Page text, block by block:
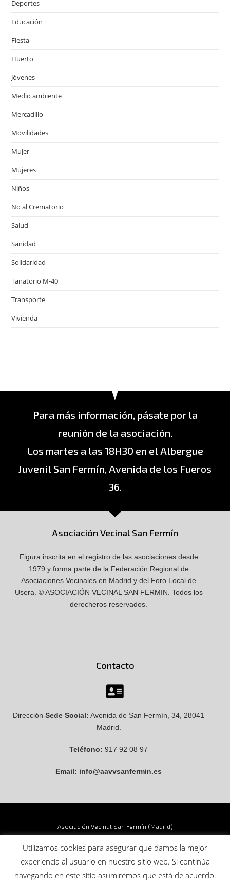
Deportes
Educación
Fiesta
Huerto
Jóvenes
Medio ambiente
Mercadillo
Movilidades
Mujer
Mujeres
Niños
No al Crematorio
Salud
Sanidad
Solidaridad
Tanatorio M-40
Transporte
Vivienda
Para más información, pásate por la
reunión de la asociación.
Los martes a las 18H30 en el Albergue
Juvenil San Fermín, Avenida de los Fueros
36.
Asociación Vecinal San Fermín
Figura inscrita en el registro de las asociaciones desde
1979 y forma parte de la Federación Regional de
Asociaciones Vecinales en Madrid y del Foro Local de
Usera. © ASOCIACIÓN VECINAL SAN FERMIN. Todos los
derecheros reservados.
Contacto
Dirección Sede Social: Avenida de San Fermín, 34, 28041
Madrid.
Teléfono: 917 92 08 97
Email: info@aavvsanfermin.es
Asociación Vecinal San Fermín (Madrid)
Utilizamos cookies para asegurar que damos la mejor
experiencia al usuario en nuestro sitio web. Si continúa
navegando en este sitio asumiremos que está de acuerdo.